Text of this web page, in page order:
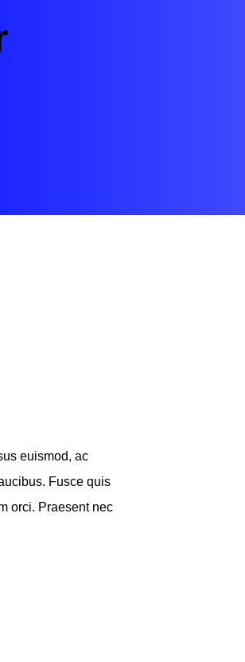
euismod, ac
Fusce quis
orci. Praesent nec